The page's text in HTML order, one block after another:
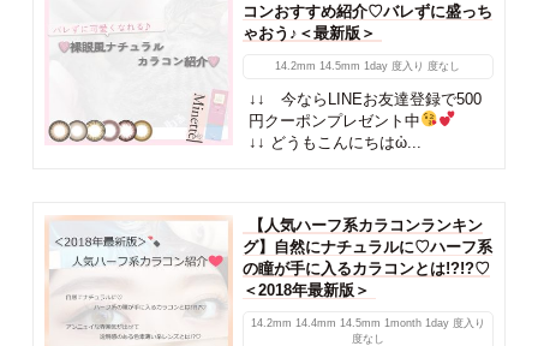
コンおすすめ紹介♡バレずに盛っち
ゃおう♪＜最新版＞
14.2mm 14.5mm 1day 度入り 度なし
↓↓ 今ならLINEお友達登録で500
円クーポンプレゼント中
↓↓ どうもこんにちはὠ...
【人気ハーフ系カラコンランキン
グ】自然にナチュラルに♡ハーフ系
の瞳が手に入るカラコンとは!?!?♡
＜2018年最新版＞
14.2mm 14.4mm 14.5mm 1month 1day 度入り
度なし